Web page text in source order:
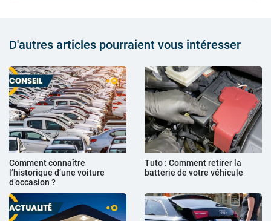
D'autres articles pourraient vous intéresser
Comment connaître
l’historique d’une voiture
d’occasion ?
Tuto : Comment retirer la
batterie de votre véhicule